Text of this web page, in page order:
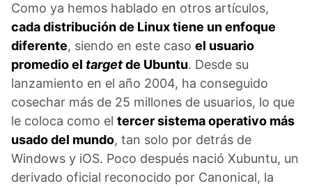
Como ya hemos hablado en otros artículos,
cada distribución de Linux tiene un enfoque
diferente, siendo en este caso el usuario
promedio el targetde Ubuntu. Desde su
lanzamiento en el año 2004, ha conseguido
cosechar más de 25 millones de usuarios, lo que
le coloca como el tercer sistema operativo más
usado del mundo, tan solo por detrás de
Windows y iOS. Poco después nació Xubuntu, un
derivado oficial reconocido por Canonical, la